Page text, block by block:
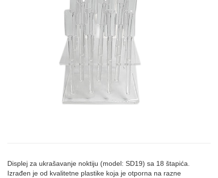
Displej za ukrašavanje noktiju (model: SD19) sa 18 štapića.
Izrađen je od kvalitetne plastike koja je otporna na razne